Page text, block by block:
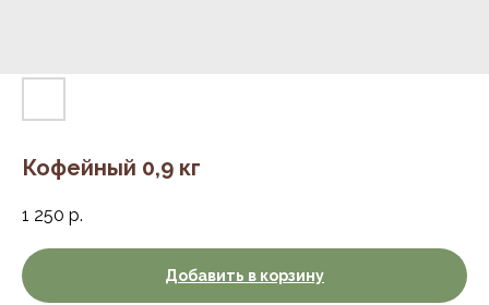
Кофейный 0,9 кг
1 250 р.
Добавить в корзину